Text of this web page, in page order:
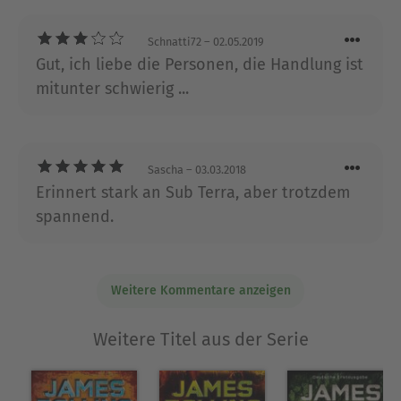
historischen und mythologischen Themen – all
das macht die Abenteuerthriller von James Rollins
zum einzigartigen Leseerlebnis. Der passionierte
Ausblenden
Schnatti72 – 02.05.2019
Gut, ich liebe die Personen, die Handlung ist
mitunter schwierig ...
Sascha – 03.03.2018
Erinnert stark an Sub Terra, aber trotzdem
spannend.
Weitere Kommentare anzeigen
Weitere Titel aus der Serie